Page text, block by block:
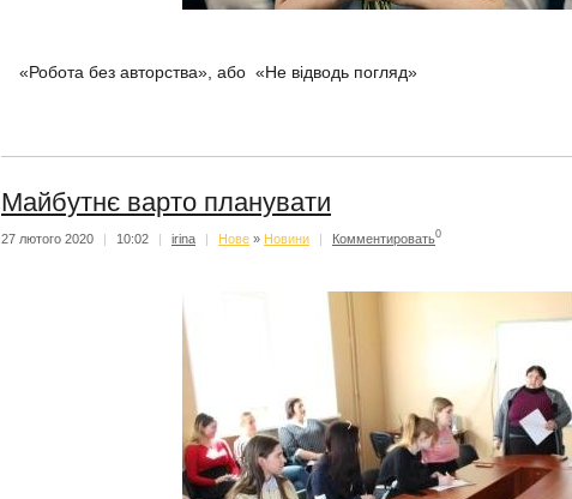
«Робота без авторства», або «Не відводь погляд»
Майбутнє варто планувати
27 лютого 2020 | 10:02 | irina | Нове » Новини | Комментировать0